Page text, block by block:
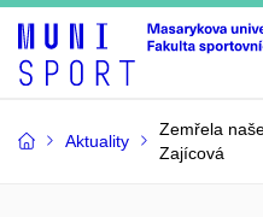
Aktuality
Zemřela
Zajícová